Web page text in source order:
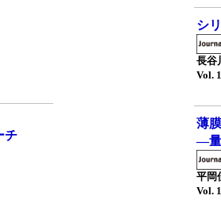
チ
シ
長谷
Vol.
薄
—量
平岡
Vol.